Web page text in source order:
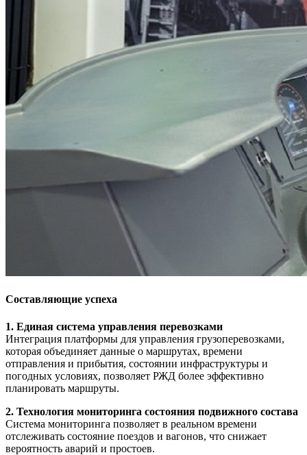
Составляющие успеха
1. Единая система управления перевозками
Интеграция платформы для управления грузоперевозками,
которая объединяет данные о маршрутах, времени
отправления и прибытия, состоянии инфраструктуры и
погодных условиях, позволяет РЖД более эффективно
планировать маршруты.
2. Технология мониторинга состояния подвижного состава
Система мониторинга позволяет в реальном времени
отслеживать состояние поездов и вагонов, что снижает
вероятность аварий и простоев.